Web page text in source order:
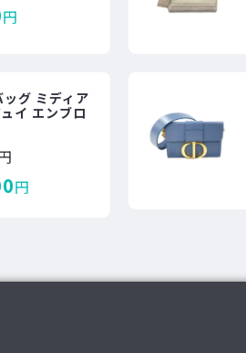
円
グ ミディア
イ エンブロ
円